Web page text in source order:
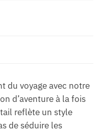
du voyage avec notre
d’aventure à la fois
reflète un style
de séduire les